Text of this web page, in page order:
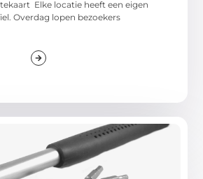
Elke locatie heeft een eigen
Overdag lopen bezoekers